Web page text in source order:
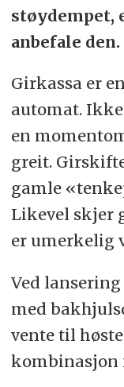
støydempet,
anbefale den.
Girkassa er
automat.
en
greit.
gamle
Likevel skjer
er umerkelig
Ved
med
vente til
kombinasjon